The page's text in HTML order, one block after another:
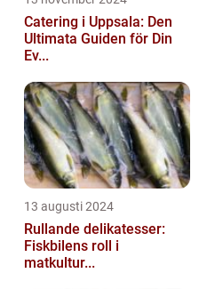
Catering i Uppsala: Den
Ultimata Guiden för Din
Ev...
13 augusti 2024
Rullande delikatesser:
Fiskbilens roll i
matkultur...